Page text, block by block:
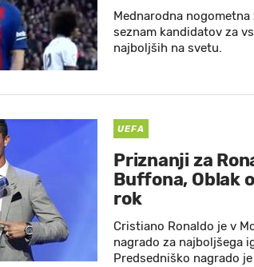
Mednarodna
seznam kandidatov za
najboljših na svetu.
UEFA
Priznanji za
Buffona, Oblak
rok
Cristiano Ronaldo je v
nagrado za najboljšega
Predsedniško nagrado